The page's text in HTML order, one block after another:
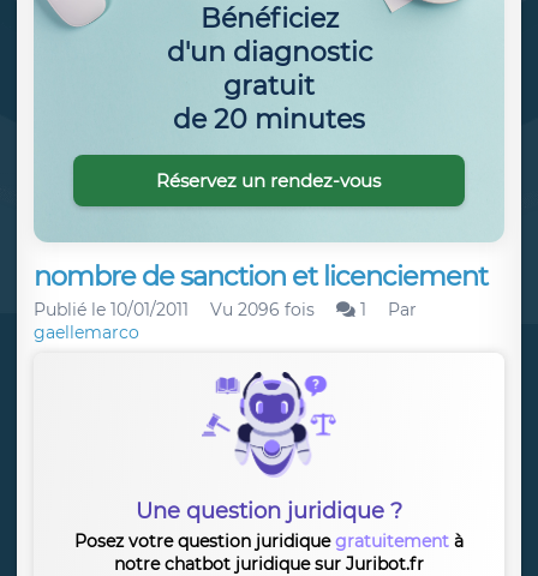
nombre de sanction et licenciement
Publié le 10/01/2011 Vu 2096 fois 1
Par
gaellemarco
Une question juridique ?
Posez votre question juridiquegratuitement à
notre chatbot juridique sur Juribot.fr
Bénéficiez
d'un diagnostic
gratuit
de 20 minutes
Réservez un rendez-vous